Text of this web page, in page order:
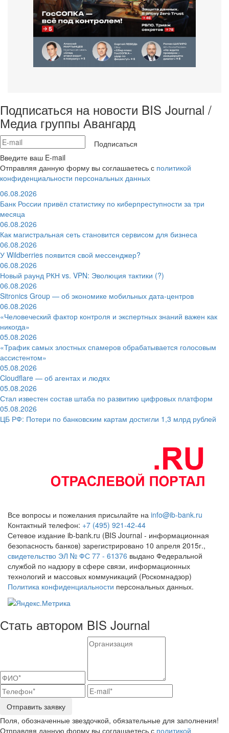
Подписаться на новости BIS Journal /
Медиа группы Авангард
Подписаться
Введите ваш E-mail
Отправляя данную форму вы соглашаетесь с политикой
конфиденциальности персональных данных
06.08.2026
Банк России привёл статистику по киберпреступности за три
месяца
06.08.2026
Как магистральная сеть становится сервисом для бизнеса
06.08.2026
У Wildberries появится свой мессенджер?
06.08.2026
Новый раунд РКН vs. VPN: Эволюция тактики (?)
06.08.2026
Sitronics Group — об экономике мобильных дата-центров
06.08.2026
«Человеческий фактор контроля и экспертных знаний важен как
никогда»
05.08.2026
«Трафик самых злостных спамеров обрабатывается голосовым
ассистентом»
05.08.2026
Cloudflare — об агентах и людях
05.08.2026
Стал известен состав штаба по развитию цифровых платформ
05.08.2026
ЦБ РФ: Потери по банковским картам достигли 1,3 млрд рублей
Все вопросы и пожелания присылайте на info@ib-bank.ru
Контактный телефон: +7 (495) 921-42-44
Сетевое издание ib-bank.ru (BIS Journal - информационная
безопасность банков) зарегистрировано 10 апреля 2015г.,
свидетельство ЭЛ № ФС 77 - 61376 выдано Федеральной
службой по надзору в сфере связи, информационных
технологий и массовых коммуникаций (Роскомнадзор)
Политика конфиденциальности персональных данных.
Стать автором BIS Journal
Отправить заявку
Поля, обозначенные звездочкой, обязательные для заполнения!
Отправляя данную форму вы соглашаетесь с политикой